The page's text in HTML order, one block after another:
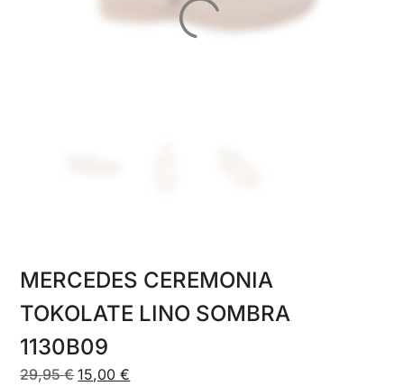
MERCEDES CEREMONIA
TOKOLATE LINO SOMBRA
1130B09
29,95€ 15,00€